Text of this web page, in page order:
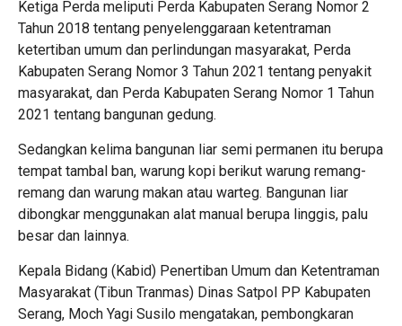
Ketiga Perda meliputi Perda Kabupaten Serang Nomor 2
Tahun 2018 tentang penyelenggaraan ketentraman
ketertiban umum dan perlindungan masyarakat, Perda
Kabupaten Serang Nomor 3 Tahun 2021 tentang penyakit
masyarakat, dan Perda Kabupaten Serang Nomor 1 Tahun
2021 tentang bangunan gedung.
Sedangkan kelima bangunan liar semi permanen itu berupa
tempat tambal ban, warung kopi berikut warung remang-
remang dan warung makan atau warteg. Bangunan liar
dibongkar menggunakan alat manual berupa linggis, palu
besar dan lainnya.
Kepala Bidang (Kabid) Penertiban Umum dan Ketentraman
Masyarakat (Tibun Tranmas) Dinas Satpol PP Kabupaten
Serang, Moch Yagi Susilo mengatakan, pembongkaran